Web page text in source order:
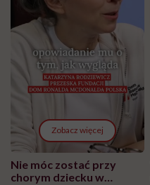
Zobacz więcej
Nie móc zostać przy
chorym dziecku w